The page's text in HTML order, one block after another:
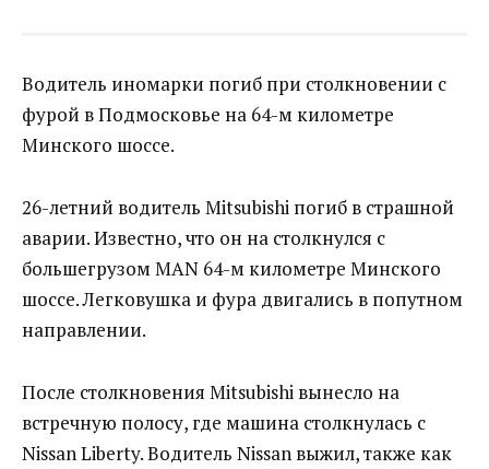
Водитель иномарки погиб при столкновении с
фурой в Подмосковье на 64-м километре
Минского шоссе.
26-летний водитель Mitsubishi погиб в страшной
аварии. Известно, что он на столкнулся с
большегрузом MAN 64-м километре Минского
шоссе. Легковушка и фура двигались в попутном
направлении.
После столкновения Mitsubishi вынесло на
встречную полосу, где машина столкнулась с
Nissan Liberty. Водитель Nissan выжил, также как